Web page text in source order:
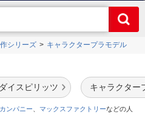
シリーズ キャラクタープラモデル
イスピリッツ キャラクター
ンパニー マックスファクトリーなどの人